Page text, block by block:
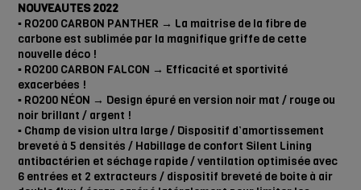
NOUVEAUTES 2022
▪️ RO200 CARBON PANTHER → La maitrise de la fibre de
carbone est sublimée par la magnifique griffe de cette
nouvelle déco !
▪️ RO200 CARBON FALCON → Efficacité et sportivité
exacerbées !
▪️ RO200 NÉON → Design épuré en version noir mat / rouge ou
noir brillant / argent !
▪️ Champ de vision ultra large / Dispositif d’amortissement
breveté à 5 densités / Habillage de confort Silent Lining
antibactérien et séchage rapide / ventilation optimisée avec
6 entrées et 2 extracteurs / dispositif breveté de boite à air